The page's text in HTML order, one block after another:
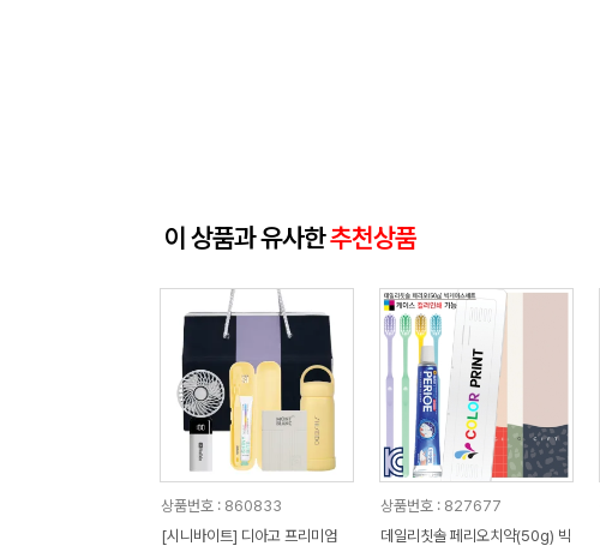
이 상품과 유사한추천상품
상품번호 : 860833
[시니바이트] 디아고 프리미엄
상품번호 : 827677
데일리칫솔 페리오치약(50g) 빅